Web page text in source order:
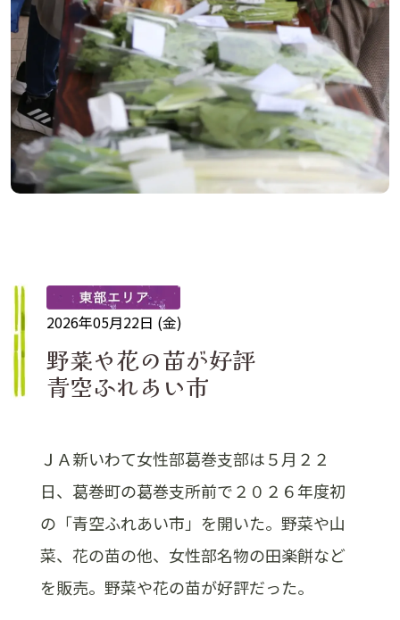
2026年05月22日 (金)
野菜や花の苗が好評
青空ふれあい市
ＪＡ新いわて女性部葛巻支部は５月２２
日、葛巻町の葛巻支所前で２０２６年度初
の「青空ふれあい市」を開いた。野菜や山
菜、花の苗の他、女性部名物の田楽餅など
を販売。野菜や花の苗が好評だった。